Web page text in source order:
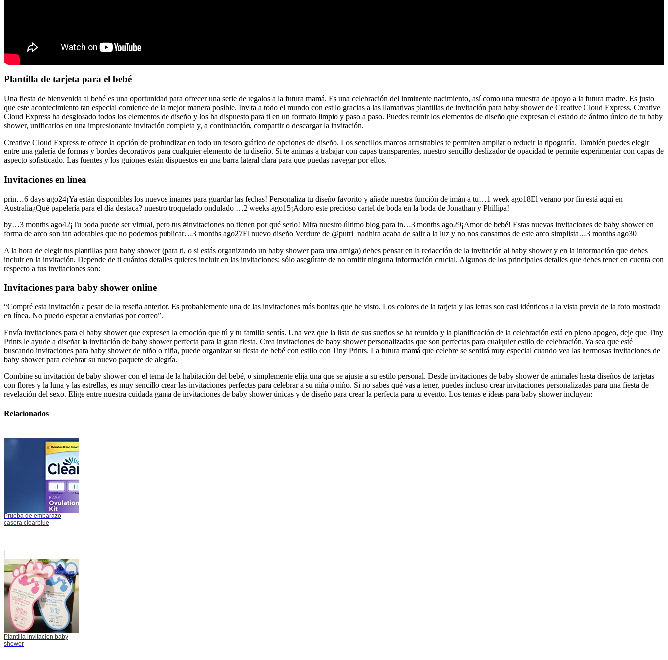
Plantilla de tarjeta para el bebé
Una fiesta de bienvenida al bebé es una oportunidad para ofrecer una serie de regalos a la futura mamá. Es una celebración del inminente nacimiento, así como una muestra de apoyo a la futura madre. Es justo
que este acontecimiento tan especial comience de la mejor manera posible. Invita a todo el mundo con estilo gracias a las llamativas plantillas de invitación para baby shower de Creative Cloud Express. Creative
Cloud Express ha desglosado todos los elementos de diseño y los ha dispuesto para ti en un formato limpio y paso a paso. Puedes reunir los elementos de diseño que expresan el estado de ánimo único de tu baby
shower, unificarlos en una impresionante invitación completa y, a continuación, compartir o descargar la invitación.
Creative Cloud Express te ofrece la opción de profundizar en todo un tesoro gráfico de opciones de diseño. Los sencillos marcos arrastrables te permiten ampliar o reducir la tipografía. También puedes elegir
entre una galería de formas y bordes decorativos para cualquier elemento de tu diseño. Si te animas a trabajar con capas transparentes, nuestro sencillo deslizador de opacidad te permite experimentar con capas de
aspecto sofisticado. Las fuentes y los guiones están dispuestos en una barra lateral clara para que puedas navegar por ellos.
Invitaciones en línea
prin…6 days ago24¡Ya están disponibles los nuevos imanes para guardar las fechas! Personaliza tu diseño favorito y añade nuestra función de imán a tu…1 week ago18El verano por fin está aquí en
Australia¿Qué papelería para el día destaca? nuestro troquelado ondulado …2 weeks ago15¡Adoro este precioso cartel de boda en la boda de Jonathan y Phillipa!
by…3 months ago42¡Tu boda puede ser virtual, pero tus #invitaciones no tienen por qué serlo! Mira nuestro último blog para in…3 months ago29¡Amor de bebé! Estas nuevas invitaciones de baby shower en
forma de arco son tan adorables que no podemos publicar…3 months ago27El nuevo diseño Verdure de @putri_nadhira acaba de salir a la luz y no nos cansamos de este arco simplista…3 months ago30
A la hora de elegir tus plantillas para baby shower (para ti, o si estás organizando un baby shower para una amiga) debes pensar en la redacción de la invitación al baby shower y en la información que debes
incluir en la invitación. Depende de ti cuántos detalles quieres incluir en las invitaciones; sólo asegúrate de no omitir ninguna información crucial. Algunos de los principales detalles que debes tener en cuenta con
respecto a tus invitaciones son:
Invitaciones para baby shower online
“Compré esta invitación a pesar de la reseña anterior. Es probablemente una de las invitaciones más bonitas que he visto. Los colores de la tarjeta y las letras son casi idénticos a la vista previa de la foto mostrada
en línea. No puedo esperar a enviarlas por correo”.
Envía invitaciones para el baby shower que expresen la emoción que tú y tu familia sentís. Una vez que la lista de sus sueños se ha reunido y la planificación de la celebración está en pleno apogeo, deje que Tiny
Prints le ayude a diseñar la invitación de baby shower perfecta para la gran fiesta. Crea invitaciones de baby shower personalizadas que son perfectas para cualquier estilo de celebración. Ya sea que esté
buscando invitaciones para baby shower de niño o niña, puede organizar su fiesta de bebé con estilo con Tiny Prints. La futura mamá que celebre se sentirá muy especial cuando vea las hermosas invitaciones de
baby shower para celebrar su nuevo paquete de alegría.
Combine su invitación de baby shower con el tema de la habitación del bebé, o simplemente elija una que se ajuste a su estilo personal. Desde invitaciones de baby shower de animales hasta diseños de tarjetas
con flores y la luna y las estrellas, es muy sencillo crear las invitaciones perfectas para celebrar a su niña o niño. Si no sabes qué vas a tener, puedes incluso crear invitaciones personalizadas para una fiesta de
revelación del sexo. Elige entre nuestra cuidada gama de invitaciones de baby shower únicas y de diseño para crear la perfecta para tu evento. Los temas e ideas para baby shower incluyen:
Relacionados
Prueba de embarazo
casera clearblue
Plantilla invitacion baby
shower